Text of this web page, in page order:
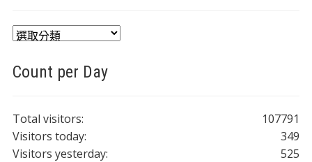
分
Count per Day
107791
Total visitors:
349
Visitors today:
525
Visitors yesterday: